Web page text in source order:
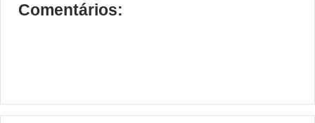
Comentários: